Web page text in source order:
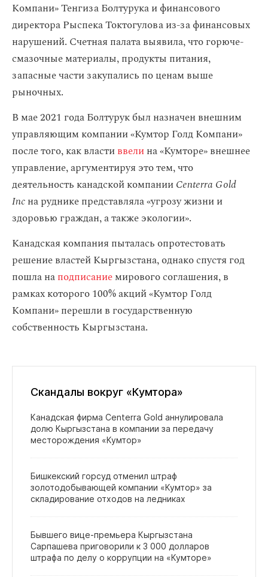
Компани» Тенгиза Болтурука и финансового
директора Рыспека Токтогулова из-за финансовых
нарушений. Счетная палата выявила, что горюче-
смазочные материалы, продукты питания,
запасные части закупались по ценам выше
рыночных.
В мае 2021 года Болтурук был назначен внешним
управляющим компании «Кумтор Голд Компани»
после того, как властиввелина «Кумторе» внешнее
управление, аргументируя это тем, что
деятельность канадской компанииCenterra Gold
Incна руднике представляла «угрозу жизни и
здоровью граждан, а также экологии».
Канадская компания пыталась опротестовать
решение властей Кыргызстана, однако спустя год
пошла наподписаниемирового соглашения, в
рамках которого 100% акций «Кумтор Голд
Компани» перешли в государственную
собственность Кыргызстана.
Скандалы вокруг «Кумтора»
Канадская фирма Centerra Gold аннулировала
долю Кыргызстана в компании за передачу
месторождения «Кумтор»
Бишкекский горсуд отменил штраф
золотодобывающей компании «Кумтор» за
складирование отходов на ледниках
Бывшего вице‑премьера Кыргызстана
Сарпашева приговорили к 3 000 долларов
штрафа по делу о коррупции на «Кумторе»